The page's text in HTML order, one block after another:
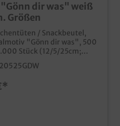
dir was" weiß
Größen
/ Snackbeutel,
"Gönn dir was", 500
Stück (12/5/25cm;
Auswahl, verschiedene
oder einem